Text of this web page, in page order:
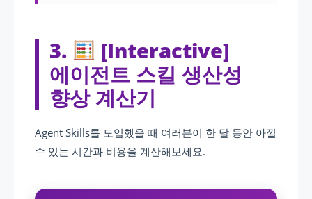
3.
[Interactive]
에이전트 스킬 생산성
향상 계산기
Agent Skills를 도입했을 때 여러분이 한 달 동안 아낄
수 있는 시간과 비용을 계산해보세요.